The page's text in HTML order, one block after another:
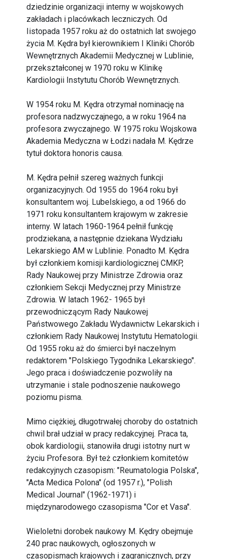
dziedzinie organizacji interny w wojskowych
zakładach i placówkach leczniczych. Od
Iistopada 1957 roku aż do ostatnich lat swojego
życia M. Kędra był kierownikiem I Kliniki Chorób
Wewnętrznych Akademii Medycznej w Lublinie,
przekształconej w 1970 roku w Klinikę
Kardiologii Instytutu Chorób Wewnętrznych.
W 1954 roku M. Kędra otrzymał nominację na
profesora nadzwyczajnego, a w roku 1964 na
profesora zwyczajnego. W 1975 roku Wojskowa
Akademia Medyczna w Łodzi nadała M. Kędrze
tytuł doktora honoris causa.
M. Kędra pełnił szereg ważnych funkcji
organizacyjnych. Od 1955 do 1964 roku był
konsultantem woj. Lubelskiego, a od 1966 do
1971 roku konsultantem krajowym w zakresie
interny. W latach 1960-1964 pełnił funkcję
prodziekana, a następnie dziekana Wydziału
Lekarskiego AM w Lublinie. Ponadto M. Kędra
był członkiem komisji kardiologicznej CMKP,
Rady Naukowej przy Ministrze Zdrowia oraz
członkiem Sekcji Medycznej przy Ministrze
Zdrowia. W latach 1962- 1965 był
przewodniczącym Rady Naukowej
Państwowego Zakładu Wydawnictw Lekarskich i
członkiem Rady Naukowej Instytutu Hematologii.
Od 1955 roku aż do śmierci był naczelnym
redaktorem "Polskiego Tygodnika Lekarskiego".
Jego praca i doświadczenie pozwoliły na
utrzymanie i stale podnoszenie naukowego
poziomu pisma.
Mimo ciężkiej, długotrwałej choroby do ostatnich
chwil brał udział w pracy redakcyjnej. Praca ta,
obok kardiologii, stanowiła drugi istotny nurt w
życiu Profesora. Był też członkiem komitetów
redakcyjnych czasopism: "Reumatologia Polska",
"Acta Medica Polona" (od 1957 r.), "Polish
Medical Journal" (1962-1971) i
międzynarodowego czasopisma "Cor et Vasa".
Wieloletni dorobek naukowy M. Kędry obejmuje
240 prac naukowych, ogłoszonych w
czasopismach krajowych i zagranicznych, przy